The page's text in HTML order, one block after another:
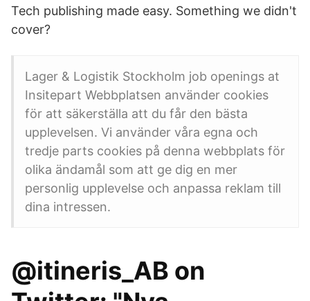
Tech publishing made easy. Something we didn't
cover?
Lager & Logistik Stockholm job openings at
Insitepart Webbplatsen använder cookies
för att säkerställa att du får den bästa
upplevelsen. Vi använder våra egna och
tredje parts cookies på denna webbplats för
olika ändamål som att ge dig en mer
personlig upplevelse och anpassa reklam till
dina intressen.
@itineris_AB on